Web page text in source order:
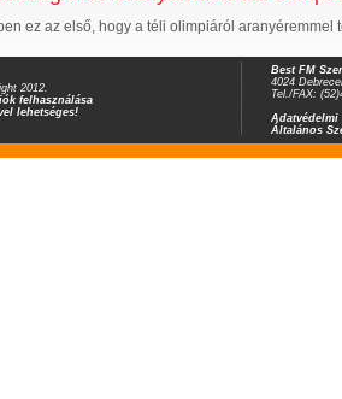
ez az első, hogy a téli olimpiáról aranyéremmel
2012.
felhasználása
lehetséges!
Best FM
4024
Tel./FAX:
Adatvédelmi
Általános